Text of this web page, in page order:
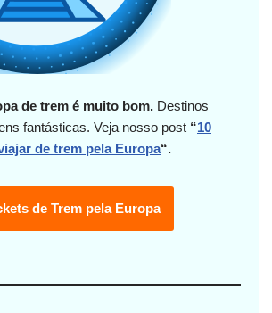
de trem é muito bom. Destinos
fantásticas. Veja nosso post “10
de trem pela Europa“.
de Trem pela Europa